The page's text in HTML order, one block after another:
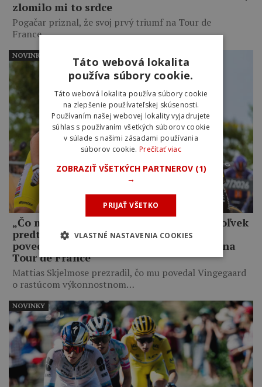
zlomilo mi to srdce
Pogačar priznal, že svoj prvý triumf na Tour de
France…
„Čo mám robiť, keď som lepší ako kedykoľvek
predtým, a on mi napriek tomu odíde?,“
povedal Jonas Vingegaard o Pogačarovi na
Tour de France
Mattias Skjelmose prezradil, čo mu povedal Vingegaard
o rastúcom výkonnostnom…
NOVINKY
NOVINKY
Táto webová lokalita
používa súbory cookie.
Táto webová lokalita používa súbory cookie
na zlepšenie používateľskej skúsenosti.
Používaním našej webovej lokality vyjadrujete
súhlas s používaním všetkých súborov cookie
v súlade s našimi zásadami používania
súborov cookie. Prečítať viac
ZOBRAZIŤ VŠETKÝCH PARTNEROV (1)
→
PRIJAŤ VŠETKO
VLASTNÉ NASTAVENIA COOKIES